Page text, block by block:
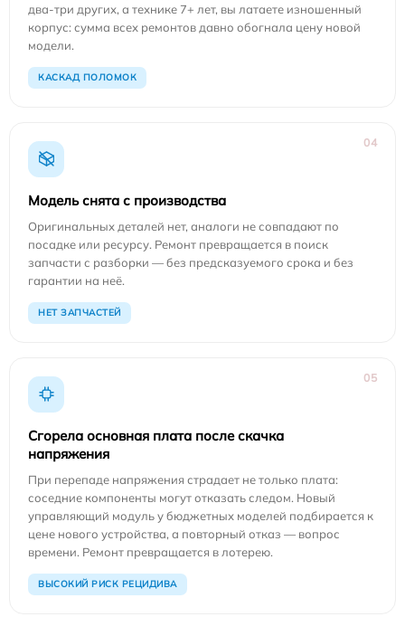
два-три других, а технике 7+ лет, вы латаете изношенный
корпус: сумма всех ремонтов давно обогнала цену новой
модели.
КАСКАД ПОЛОМОК
04
Модель снята с производства
Оригинальных деталей нет, аналоги не совпадают по
посадке или ресурсу. Ремонт превращается в поиск
запчасти с разборки — без предсказуемого срока и без
гарантии на неё.
НЕТ ЗАПЧАСТЕЙ
05
Сгорела основная плата после скачка
напряжения
При перепаде напряжения страдает не только плата:
соседние компоненты могут отказать следом. Новый
управляющий модуль у бюджетных моделей подбирается к
цене нового устройства, а повторный отказ — вопрос
времени. Ремонт превращается в лотерею.
ВЫСОКИЙ РИСК РЕЦИДИВА